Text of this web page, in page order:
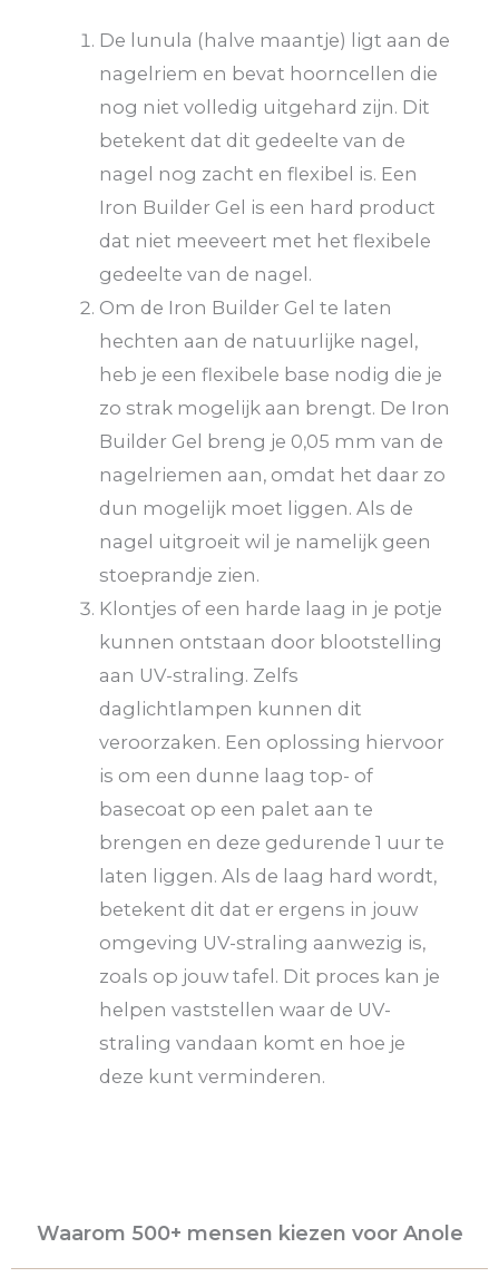
De lunula (halve maantje) ligt aan de
nagelriem en bevat hoorncellen die
nog niet volledig uitgehard zijn. Dit
betekent dat dit gedeelte van de
nagel nog zacht en flexibel is. Een
Iron Builder Gel is een hard product
dat niet meeveert met het flexibele
gedeelte van de nagel.
Om de Iron Builder Gel te laten
hechten aan de natuurlijke nagel,
heb je een flexibele base nodig die je
zo strak mogelijk aan brengt. De Iron
Builder Gel breng je 0,05 mm van de
nagelriemen aan, omdat het daar zo
dun mogelijk moet liggen. Als de
nagel uitgroeit wil je namelijk geen
stoeprandje zien.
Klontjes of een harde laag in je potje
kunnen ontstaan door blootstelling
aan UV-straling. Zelfs
daglichtlampen kunnen dit
veroorzaken. Een oplossing hiervoor
is om een dunne laag top- of
basecoat op een palet aan te
brengen en deze gedurende 1 uur te
laten liggen. Als de laag hard wordt,
betekent dit dat er ergens in jouw
omgeving UV-straling aanwezig is,
zoals op jouw tafel. Dit proces kan je
helpen vaststellen waar de UV-
straling vandaan komt en hoe je
deze kunt verminderen.
Waarom 500+ mensen kiezen voor Anole